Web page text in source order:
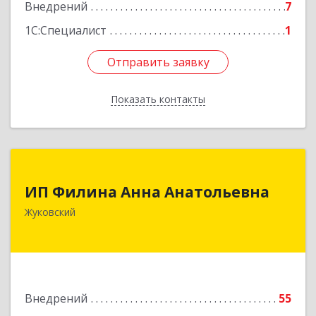
Внедрений
7
1С:Специалист
1
Отправить заявку
Показать контакты
Отправить заявку
Назад
ИП Филина Анна Анатольевна
Жуковский
Внедрений 55
Подробнее